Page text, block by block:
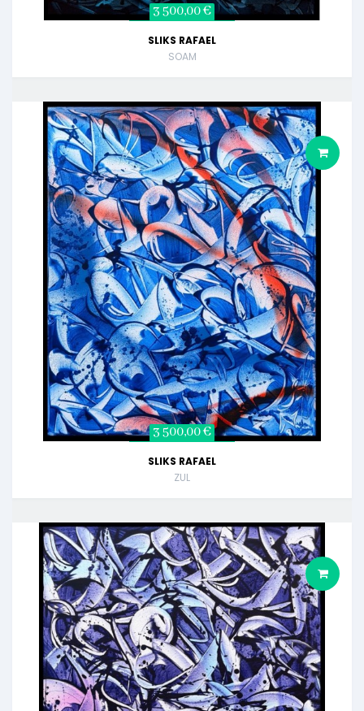
3 500,00 €
SLIKS RAFAEL
SOAM
3 500,00 €
SLIKS RAFAEL
ZUL